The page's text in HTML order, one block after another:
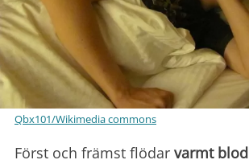
Qbx101/Wikimedia commons
Först och främst flödar varmt blod